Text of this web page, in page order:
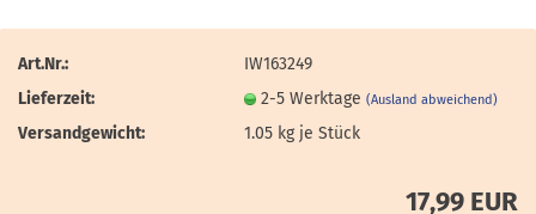
Art.Nr.:
IW163249
Lieferzeit:
2-5 Werktage(Ausland abweichend)
Versandgewicht: 1.05 kg je Stück
17,99 EUR